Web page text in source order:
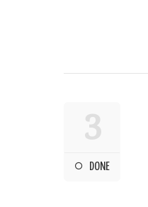
3
DONE